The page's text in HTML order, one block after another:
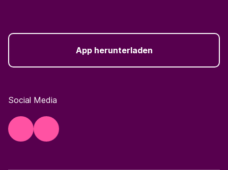
App herunterladen
Social Media